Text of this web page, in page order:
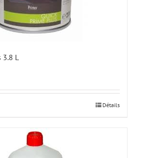
3.8 L
Détails